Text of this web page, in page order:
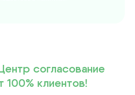
согласование
100% клиентов!